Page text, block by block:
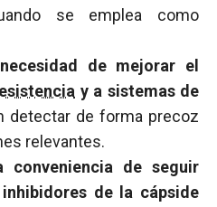
se emplea como
de mejorar el
y a sistemas de
detectar de forma precoz
relevantes.
conveniencia de seguir
de la cápside